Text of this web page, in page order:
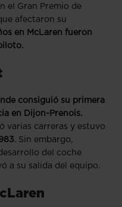
el Gran Premio de
afectaron su
en McLaren fueron
consiguió su primera
en Dijon-Prenois.
varias carreras y estuvo
. Sin embargo,
del coche
a su salida del equipo.